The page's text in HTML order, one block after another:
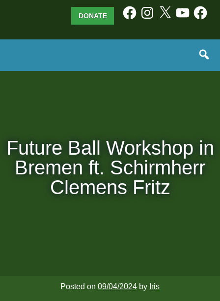
FacebookInstagram
X YouTube
DONATE
Future Ball Workshop in
Bremen ft. Schirmherr
Clemens Fritz
Posted on 09/04/2024 by Iris